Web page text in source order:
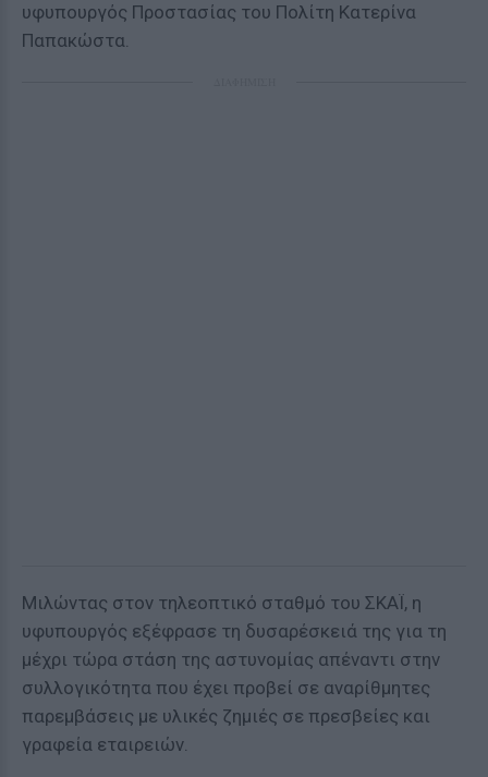
υφυπουργός Προστασίας του Πολίτη Κατερίνα
Παπακώστα.
Μιλώντας στον τηλεοπτικό σταθμό του ΣΚΑΪ, η
υφυπουργός εξέφρασε τη δυσαρέσκειά της για τη
μέχρι τώρα στάση της αστυνομίας απέναντι στην
συλλογικότητα που έχει προβεί σε αναρίθμητες
παρεμβάσεις με υλικές ζημιές σε πρεσβείες και
γραφεία εταιρειών.